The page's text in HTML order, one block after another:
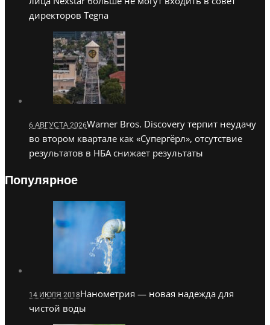
директоров Tegna
6 АВГУСТА 2026Warner Bros. Discovery терпит неудачу
во втором квартале как «Супергёрл», отсутствие
результатов в НБА снижает результаты
Популярное
14 ИЮЛЯ 2018Нанометрия — новая надежда для
чистой воды